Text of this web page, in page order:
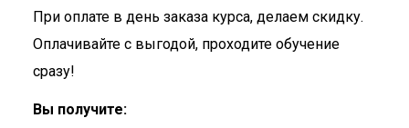
При оплате в день заказа курса, делаем скидку.
Оплачивайте с выгодой, проходите обучение
сразу!
Вы получите: